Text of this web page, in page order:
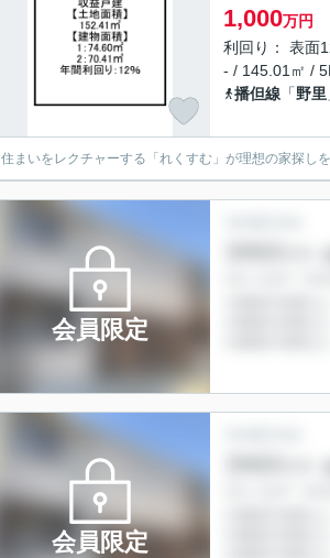
1,000万円
利回り： 表面
- / 145.01㎡ /
播但線 「野里
住まいをレクチャーする「れくすむ」が理想の家探し
会員限定
会員限定